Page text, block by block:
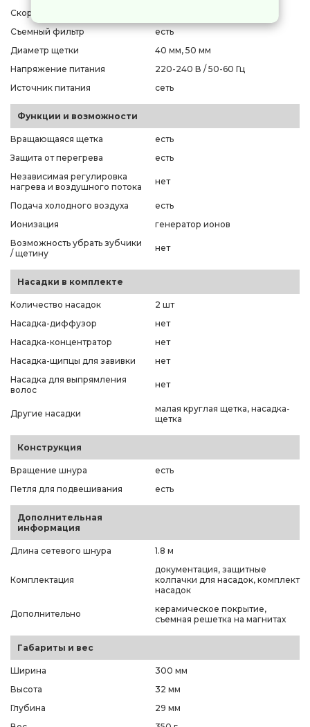
Скорости воздушного потока
Съемный фильтр
есть
Диаметр щетки
40 мм, 50 мм
Напряжение питания
220-240 В / 50-60 Гц
Источник питания
сеть
Функции и возможности
Вращающаяся щетка
есть
Защита от перегрева
есть
Независимая регулировка
нагрева и воздушного потока
нет
Подача холодного воздуха
есть
Ионизация
генератор ионов
Возможность убрать зубчики
/ щетину
нет
Насадки в комплекте
Количество насадок
2 шт
Насадка-диффузор
нет
Насадка-концентратор
нет
Насадка-щипцы для завивки
нет
Насадка для выпрямления
волос
нет
Другие насадки
малая круглая щетка, насадка-
щетка
Конструкция
Вращение шнура
есть
Петля для подвешивания
есть
Дополнительная
информация
Длина сетевого шнура 1.8 м
Комплектация
документация, защитные
колпачки для насадок, комплект
насадок
Дополнительно
керамическое покрытие,
съемная решетка на магнитах
Габариты и вес
Ширина
300 мм
Высота
32 мм
Глубина
29 мм